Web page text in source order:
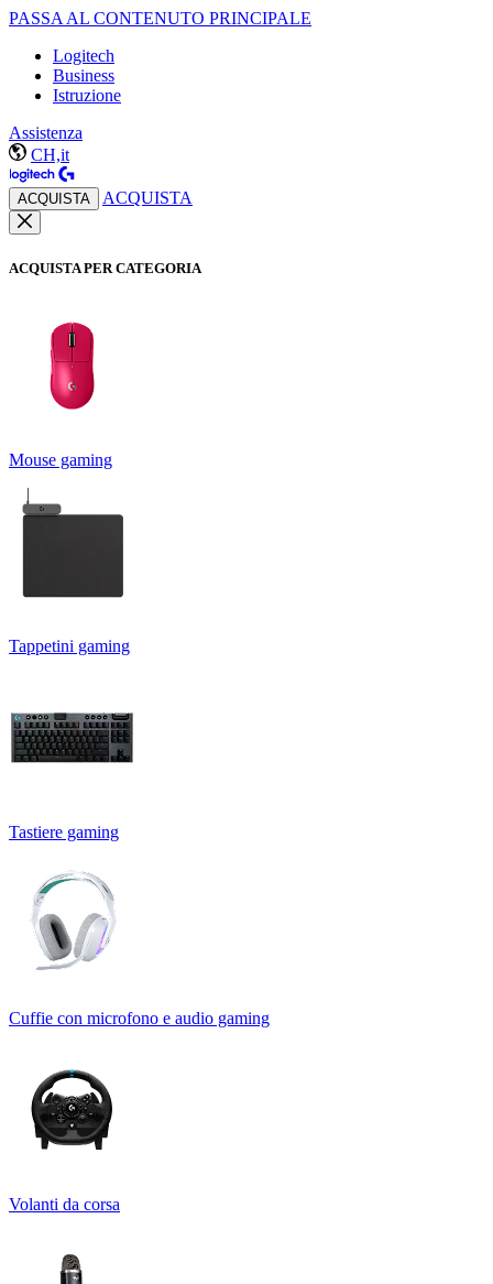
PASSA AL CONTENUTO PRINCIPALE
Logitech
Business
Istruzione
Assistenza
CH,it
ACQUISTA ACQUISTA
ACQUISTA PER CATEGORIA
Mouse gaming
Tappetini gaming
Tastiere gaming
Cuffie con microfono e audio gaming
Volanti da corsa